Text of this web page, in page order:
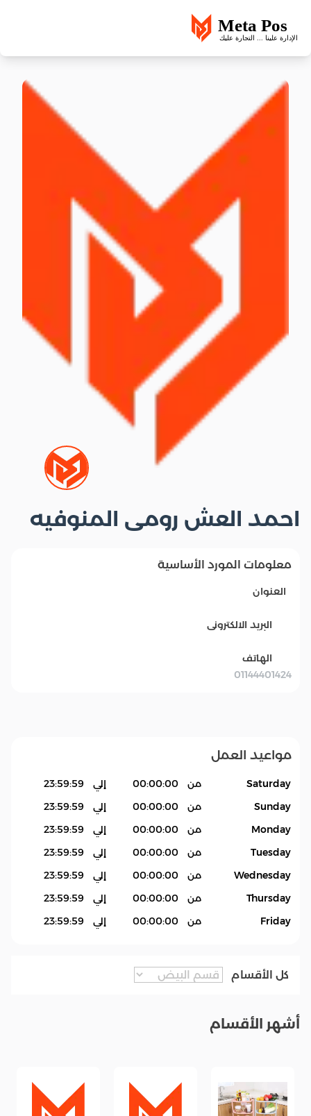
احمد العش رومى المنوفيه
معلومات المورد الأساسية
العنوان
البريد الالكترونى
الهاتف
01144401424
مواعيد العمل
Saturday من 00:00:00 إلي
23:59:59
Sunday
من 00:00:00 إلي
23:59:59
Monday
من 00:00:00 إلي
23:59:59
Tuesday
من 00:00:00 إلي
23:59:59
Wednesday
من 00:00:00 إلي
23:59:59
Thursday
من 00:00:00 إلي
23:59:59
Friday
من 00:00:00 إلي 23:59:59
كل الأقسام
أشهر الأقسام